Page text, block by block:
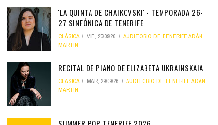
'LA QUINTA DE CHAIKOVSKI' - TEMPORADA 26-
27 SINFÓNICA DE TENERIFE
CLÁSICA VIE, 25/09/26
AUDITORIO DE TENERIFE ADÁN
MARTÍN
RECITAL DE PIANO DE ELIZABETA UKRAINSKAIA
CLÁSICA MAR, 29/09/26
AUDITORIO DE TENERIFE ADÁN
MARTÍN